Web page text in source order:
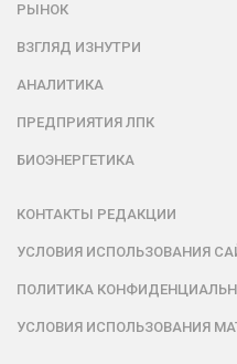
РЫНОК
ВЗГЛЯД ИЗНУТРИ
АНАЛИТИКА
ПРЕДПРИЯТИЯ ЛПК
БИОЭНЕРГЕТИКА
КОНТАКТЫ РЕДАКЦИИ
УСЛОВИЯ ИСПОЛЬЗОВАНИЯ
ПОЛИТИКА
УСЛОВИЯ ИСПОЛЬЗОВАНИЯ